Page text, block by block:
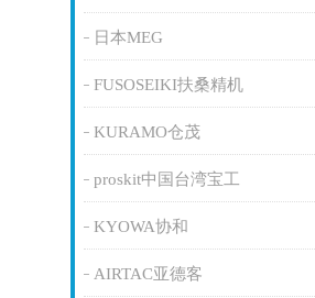
日本MEG
FUSOSEIKI扶桑精机
KURAMO仓茂
proskit中国台湾宝工
KYOWA协和
AIRTAC亚德客